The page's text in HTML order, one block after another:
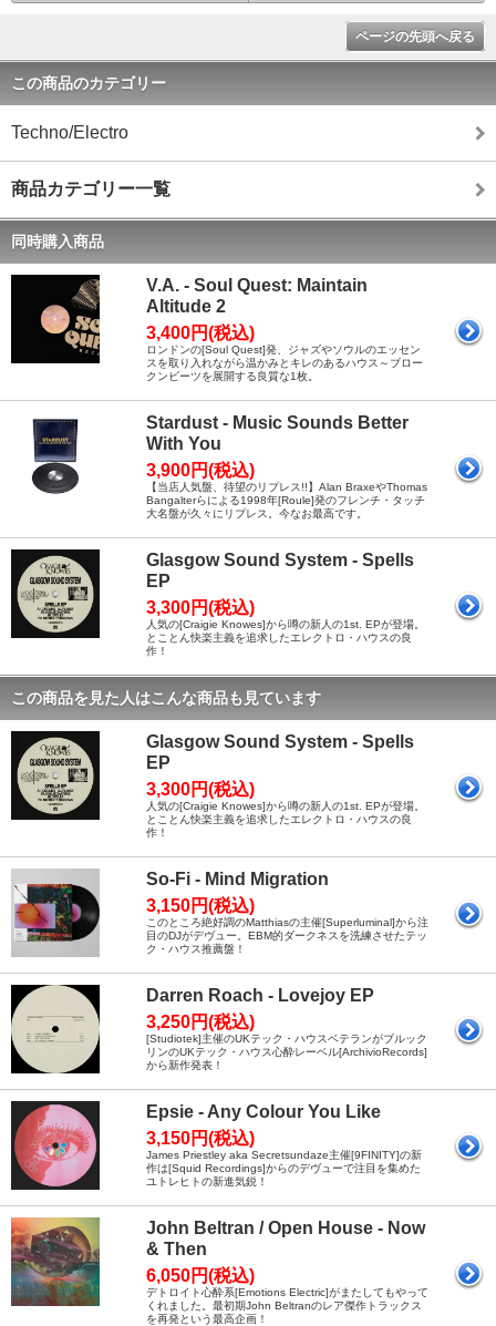
ページの先頭へ戻る
この商品のカテゴリー
Techno/Electro
商品カテゴリー一覧
同時購入商品
V.A. - Soul Quest: Maintain
Altitude 2
3,400円(税込)
ロンドンの[Soul Quest]発、ジャズやソウルのエッセン
スを取り入れながら温かみとキレのあるハウス～ブロー
クンビーツを展開する良質な1枚。
Stardust - Music Sounds Better
With You
3,900円(税込)
【当店人気盤、待望のリプレス!!】Alan BraxeやThomas
Bangalterらによる1998年[Roule]発のフレンチ・タッチ
大名盤が久々にリプレス。今なお最高です。
Glasgow Sound System - Spells
EP
3,300円(税込)
人気の[Craigie Knowes]から噂の新人の1st. EPが登場。
とことん快楽主義を追求したエレクトロ・ハウスの良
作！
この商品を見た人はこんな商品も見ています
Glasgow Sound System - Spells
EP
3,300円(税込)
人気の[Craigie Knowes]から噂の新人の1st. EPが登場。
とことん快楽主義を追求したエレクトロ・ハウスの良
作！
So-Fi - Mind Migration
3,150円(税込)
このところ絶好調のMatthiasの主催[Superluminal]から注
目のDJがデヴュー。EBM的ダークネスを洗練させたテッ
ク・ハウス推薦盤！
Darren Roach - Lovejoy EP
3,250円(税込)
[Studiotek]主催のUKテック・ハウスベテランがブルック
リンのUKテック・ハウス心酔レーベル[ArchivioRecords]
から新作発表！
Epsie - Any Colour You Like
3,150円(税込)
James Priestley aka Secretsundaze主催[9FINITY]の新
作は[Squid Recordings]からのデヴューで注目を集めた
ユトレヒトの新進気鋭！
John Beltran / Open House - Now
& Then
6,050円(税込)
デトロイト心酔系[Emotions Electric]がまたしてもやって
くれました。最初期John Beltranのレア傑作トラックス
を再発という最高企画！